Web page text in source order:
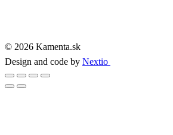
© 2026 Kamenta.sk
Design and code by Nextio